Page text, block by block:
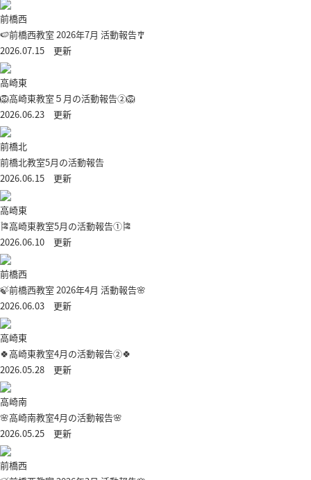
前橋西
🍉前橋西教室 2026年7月 活動報告🎐
2026.07.15 更新
高崎東
🦁高崎東教室５月の活動報告②🦁
2026.06.23 更新
前橋北
前橋北教室5月の活動報告
2026.06.15 更新
高崎東
🎏高崎東教室5月の活動報告①🎏
2026.06.10 更新
前橋西
🍃前橋西教室 2026年4月 活動報告🌸
2026.06.03 更新
高崎東
🍀高崎東教室4月の活動報告②🍀
2026.05.28 更新
高崎南
🌸高崎南教室4月の活動報告🌸
2026.05.25 更新
前橋西